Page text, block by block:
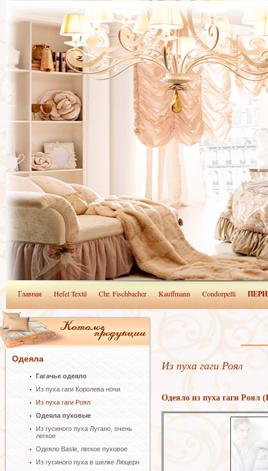
Главная Hefel Textil Chr. Fischbacher Kauffmann Condorpelli
Одеяла
Гагачье одеяло
Из пуха гаги Королева ночи
Из пуха гаги Роял
Одеяла пуховые
Из гусиного пуха Лугано, очень
легкое
Одеяло Basle, легкое пуховое
Из гусиного пуха в шелке Люцерн
Из пуха гаги Роял
Одеяло из пуха гаги Роял